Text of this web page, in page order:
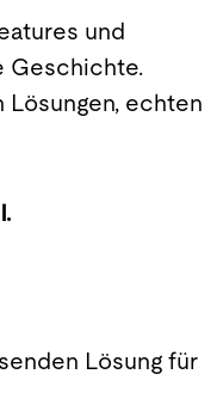
und
Geschichte.
echten
Lösung für